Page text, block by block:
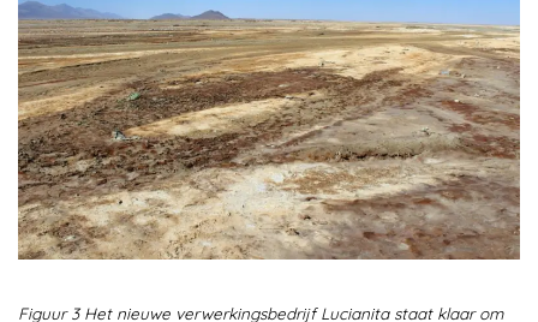
Figuur 3 Het nieuwe verwerkingsbedrijf Lucianita staat klaar om